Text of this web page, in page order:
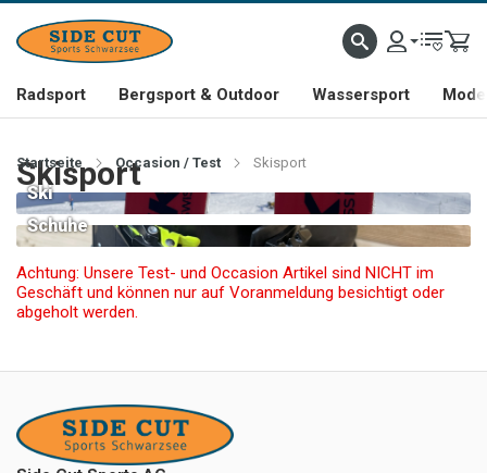
Radsport Bergsport & Outdoor Wassersport
Startseite Occasion / Test Skisport
Skisport
Ski
Schuhe
Achtung: Unsere Test- und Occasion Artikel sind NICHT im
Geschäft und können nur auf Voranmeldung besichtigt oder
abgeholt werden.